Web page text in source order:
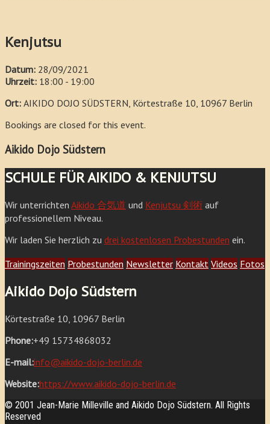
Kenjutsu
Datum: 28/09/2021
Uhrzeit: 18:00 - 19:00
Ort: AIKIDO DOJO SÜDSTERN, Körtestraße 10, 10967 Berlin
Bookings are closed for this event.
Aikido Dojo Südstern
SCHULE FÜR AIKIDO & KENJUTSU
Wir unterrichten Aikido 合気道 und Kenjutsu 剣術 auf
professionellem Niveau.
Wir laden Sie herzlich zu drei kostenlosen Probestunden ein.
Trainingszeiten Probestunden Newsletter Kontakt Videos Fotos
Aikido Dojo Südstern
Körtestraße 10, 10967 Berlin
Phone:+49 15734868032
E-mail:info@aikido-dojo-berlin.de
Website:https://www.aikido-dojo-berlin.de
© 2001 Jean-Marie Milleville and Aikido Dojo Südstern. All Rights
Reserved